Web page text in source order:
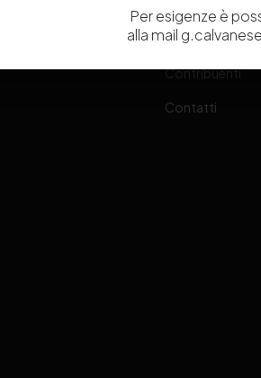
Ricerca Nazionale
Toscana Nord-
Divulgazione
Contribuenti
Contatti
Per esigenze è
alla mail